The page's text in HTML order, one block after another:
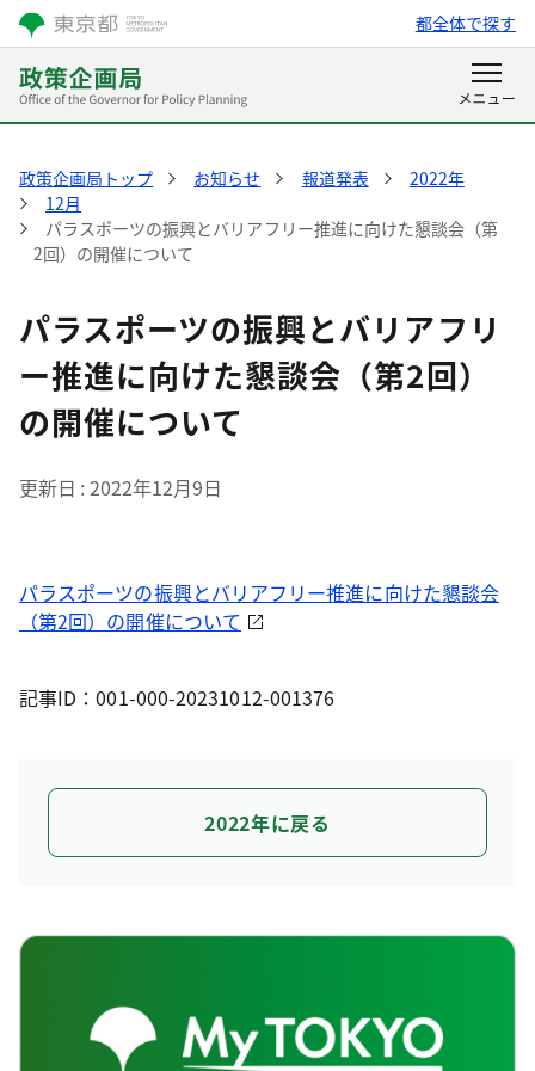
都全体で探す
政策企画局トップ お知らせ 報道発表
2022年
12月
パラスポーツの振興とバリアフリー推進に向けた懇談会（第
2回）の開催について
パラスポーツの振興とバリアフリ
ー推進に向けた懇談会（第2回）
の開催について
更新日 2022年12月9日
パラスポーツの振興とバリアフリー推進に向けた懇談会
（第2回）の開催について
記事ID：001-000-20231012-001376
2022年に戻る